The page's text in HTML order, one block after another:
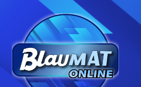
la
navegación
contenido